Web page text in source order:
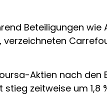
Beteiligungen wie
Aktien nach den
zeitweise um 1,8